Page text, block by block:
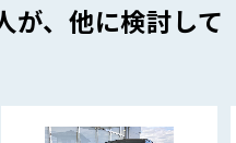
が、他に検討して